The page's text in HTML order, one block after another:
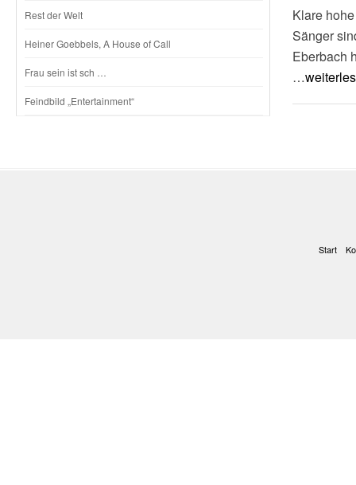
Rest der Welt
Heiner Goebbels, A House of Call
Frau sein ist sch …
Feindbild „Entertainment“
Klare
Sänger
Eberbach
…
Start